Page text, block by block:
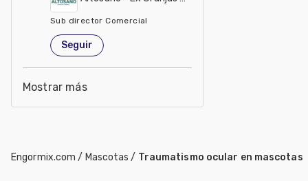
Sub director Comercial
México
Seguir
Mostrar más
Engormix.com / Mascotas / Traumatismo ocular en mascotas